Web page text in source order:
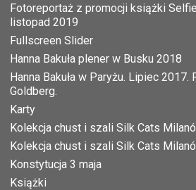
Fotoreportaż z promocji książki
listopad 2019
Fullscreen Slider
Hanna Bakuła plener w Busku 2018
Hanna Bakuła w Paryżu. Lipiec 2017.
Goldberg.
Karty
Kolekcja chust i szali Silk Cats
Kolekcja chust i szali Silk Cats
Konstytucja 3 maja
Książki